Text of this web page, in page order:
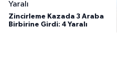
Zincirleme Kazada 3 Araba
Birbirine Girdi: 4 Yaralı